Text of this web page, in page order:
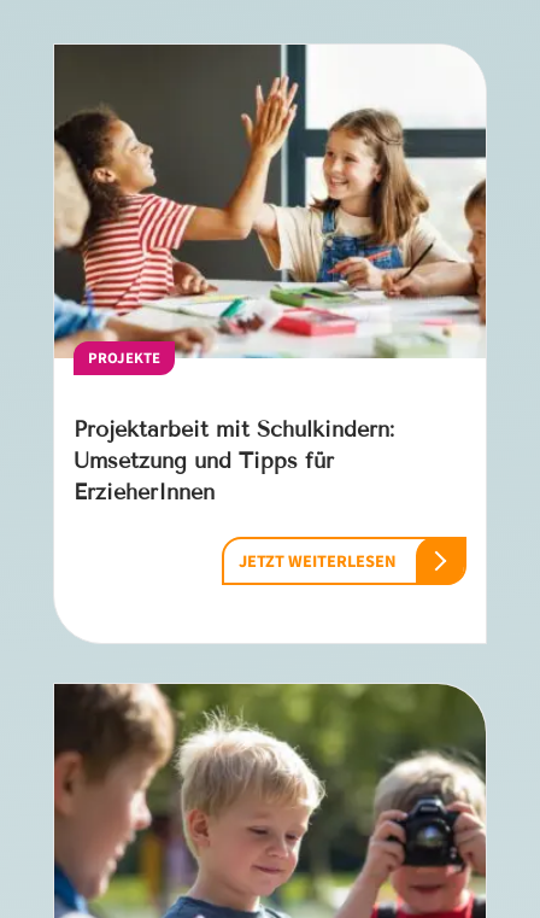
PROJEKTE
Projektarbeit mit Schulkindern:
Umsetzung und Tipps für
ErzieherInnen
JETZT WEITERLESEN